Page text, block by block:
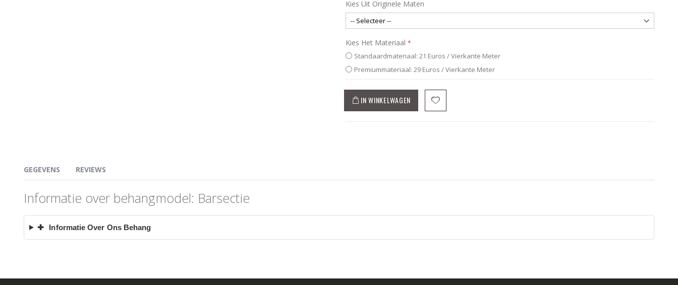
Kies Uit Originele Maten
Kies Het Materiaal
Standaardmateriaal: 21 Euros / Vierkante Meter
Premiummateriaal: 29 Euros / Vierkante Meter
IN WINKELWAGEN
GEGEVENS
Informatie over behangmodel: Barsectie
✚ Informatie Over Ons Behang
REVIEWS